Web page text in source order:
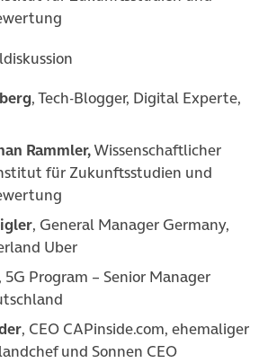
, Tech-Blogger, Digital Experte,
Rammler,Wissenschaftlicher
für Zukunftsstudien und
, General Manager Germany,
Uber
, 5G Program – Senior Manager
, CEO CAPinside.com, ehemaliger
und Sonnen CEO